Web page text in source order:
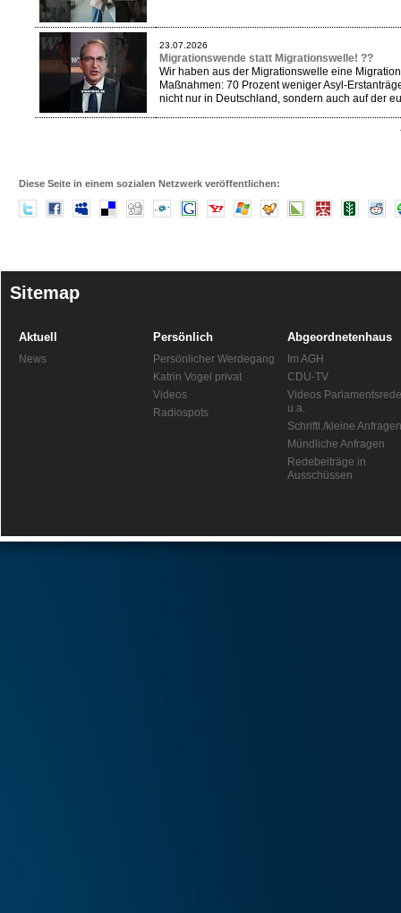
23.07.2026
Migrationswende statt Migrationswelle! ??
Wir haben aus der Migrationswelle eine
Maßnahmen: 70 Prozent weniger Asyl-
nicht nur in Deutschland, sondern auch auf der
Diese Seite in einem sozialen Netzwerk veröffentlichen:
Sitemap
Aktuell
News
Persönlich
Persönlicher Werdegang
Katrin Vogel privat
Videos
Radiospots
Abgeordnetenhaus
Im AGH
CDU-TV
Videos
u.a.
Schriftl./kleine Anfragen
Mündliche Anfragen
Redebeiträge in
Ausschüssen